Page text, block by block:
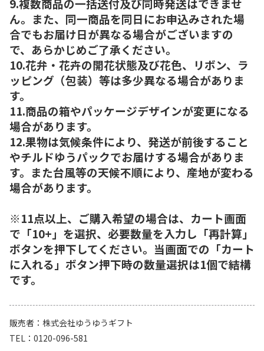
9.複数商品の一括送付及び同時発送はできませ
ん。また、同一商品を同日にお申込みされた場
合でもお届け日が異なる場合がございますの
で、あらかじめご了承ください。
10.花弁・花卉の開花状態及び花色、リボン、ラ
ッピング（包装）等は多少異なる場合がありま
す。
11.商品の箱やパッケージデザインが変更になる
場合があります。
12.果物は気候条件により、発送が前後すること
やチルドゆうパックでお届けする場合がありま
す。また台風等の天候不順により、産地が変わる
場合があります。
※11点以上、ご購入希望の場合は、カート画面
で「10+」を選択、必要数量を入力し「再計算」
ボタンを押下してください。当画面での「カート
に入れる」ボタン押下時の数量選択は1個で結構
です。
販売者
株式会社ゆうゆうギフト
TEL
0120-096-581